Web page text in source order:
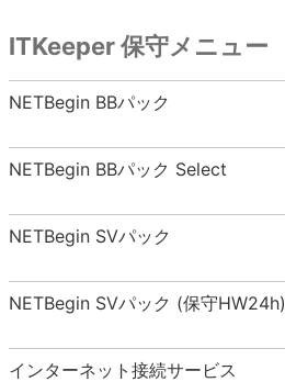
ITKeeper 保守メニュー
NETBegin BBパック
NETBegin BBパック Select
NETBegin SVパック
NETBegin SVパック (保守HW24h)
インターネット接続サービス